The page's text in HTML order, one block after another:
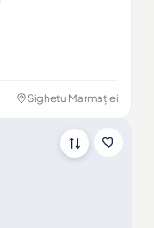
Sighetu Marmației